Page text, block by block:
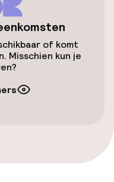
of komt
Misschien kun je